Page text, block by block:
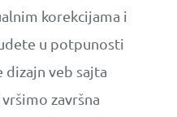
korekcijama i
u potpunosti
veb sajta
vršimo završna